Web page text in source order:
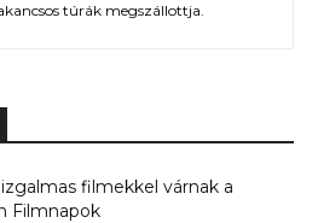
túrák megszállottja.
filmekkel várnak a
Filmnapok